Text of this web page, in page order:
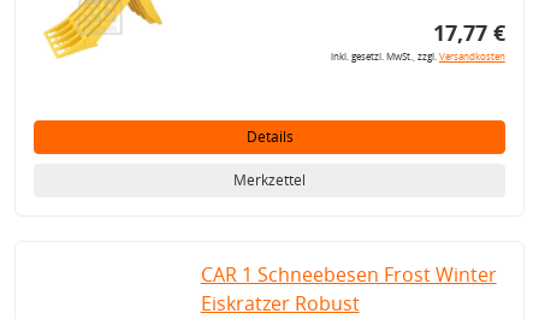
17,77 €
inkl. gesetzl. MwSt., zzgl.Versandkosten
Details
Merkzettel
CAR 1 Schneebesen Frost Winter
Eiskratzer Robust